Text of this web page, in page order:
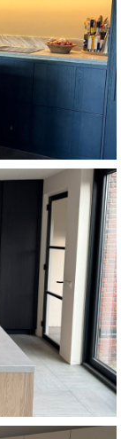
waarin
elkaar
die klopt, tot in
een plezier
van hoe
tot een